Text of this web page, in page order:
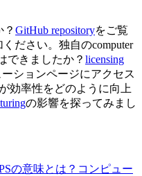
GitHub repositoryをご覧
ださい。独自のcomputer
できましたか？ licensing
ションページにアクセス
が効率性をどのように向上
の影響を探ってみまし
の意味とは？ コンピュー